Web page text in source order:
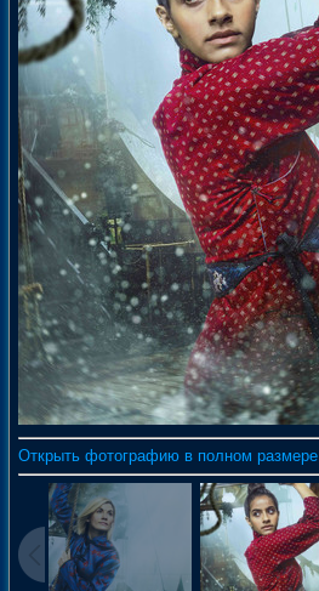
Открыть фотографию в полном размере